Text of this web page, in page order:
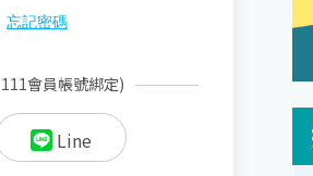
忘記密碼
會員帳號綁定)
Line